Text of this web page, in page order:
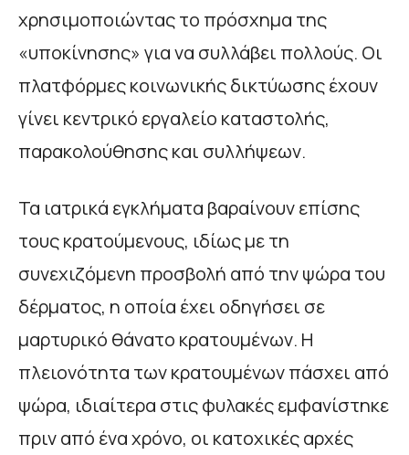
χρησιμοποιώντας το πρόσχημα της
«υποκίνησης» για να συλλάβει πολλούς. Οι
πλατφόρμες κοινωνικής δικτύωσης έχουν
γίνει κεντρικό εργαλείο καταστολής,
παρακολούθησης και συλλήψεων.
Τα ιατρικά εγκλήματα βαραίνουν επίσης
τους κρατούμενους, ιδίως με τη
συνεχιζόμενη προσβολή από την ψώρα του
δέρματος, η οποία έχει οδηγήσει σε
μαρτυρικό θάνατο κρατουμένων. Η
πλειονότητα των κρατουμένων πάσχει από
ψώρα, ιδιαίτερα στις φυλακές εμφανίστηκε
πριν από ένα χρόνο, οι κατοχικές αρχές